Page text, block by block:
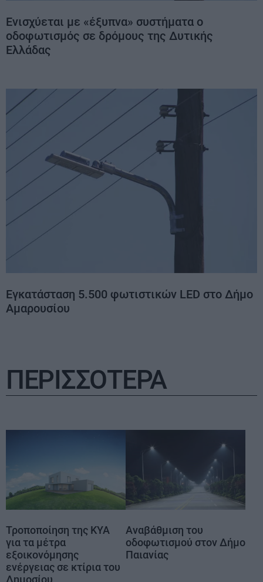
Ενισχύεται με «έξυπνα» συστήματα ο
οδοφωτισμός σε δρόμους της Δυτικής
Ελλάδας
Eγκατάσταση 5.500 φωτιστικών LED στο Δήμο
Αμαρουσίου
ΠΕΡΙΣΣΟΤΕΡΑ
Τροποποίηση της ΚΥΑ
για τα μέτρα
εξοικονόμησης
ενέργειας σε κτίρια του
Δημοσίου
Αναβάθμιση του
οδοφωτισμού στον Δήμο
Παιανίας